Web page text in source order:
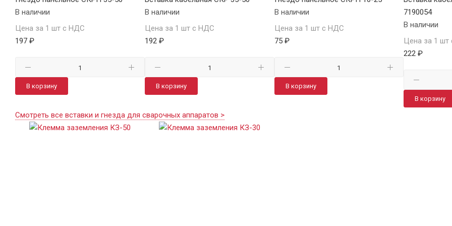
В наличии
Цена за 1 шт с НДС
197 ₽
В корзину
В наличии
Цена за 1 шт с НДС
192 ₽
В корзину
В наличии
Цена за 1 шт с НДС
75 ₽
В корзину
7190054
В наличии
Цена за 1
222 ₽
В корзину
Смотреть все вставки и гнезда для сварочных аппаратов >